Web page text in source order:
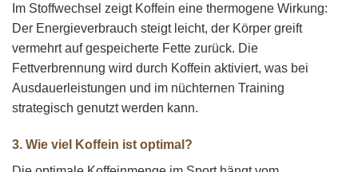
Im Stoffwechsel zeigt Koffein eine thermogene Wirkung:
Der Energieverbrauch steigt leicht, der Körper greift
vermehrt auf gespeicherte Fette zurück. Die
Fettverbrennung wird durch Koffein aktiviert, was bei
Ausdauerleistungen und im nüchternen Training
strategisch genutzt werden kann.
3. Wie viel Koffein ist optimal?